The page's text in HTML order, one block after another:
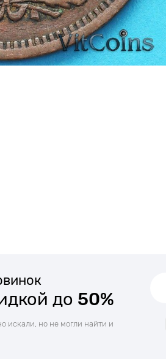
до 50%
искали, но не могли найти и